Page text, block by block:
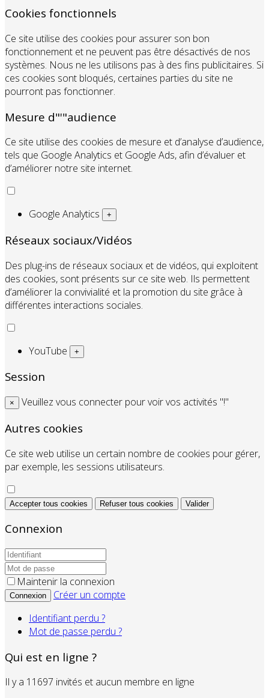
Cookies fonctionnels
Ce site utilise des cookies pour assurer son bon
fonctionnement et ne peuvent pas être désactivés de nos
systèmes. Nous ne les utilisons pas à des fins publicitaires. Si
ces cookies sont bloqués, certaines parties du site ne
pourront pas fonctionner.
Mesure d"'"audience
Ce site utilise des cookies de mesure et d’analyse d’audience,
tels que Google Analytics et Google Ads, afin d’évaluer et
d’améliorer notre site internet.
Google Analytics +
Réseaux sociaux/Vidéos
Des plug-ins de réseaux sociaux et de vidéos, qui exploitent
des cookies, sont présents sur ce site web. Ils permettent
d’améliorer la convivialité et la promotion du site grâce à
différentes interactions sociales.
YouTube +
Session
× Veuillez vous connecter pour voir vos activités "!"
Autres cookies
Ce site web utilise un certain nombre de cookies pour gérer,
par exemple, les sessions utilisateurs.
Accepter tous cookies Refuser tous cookies Valider
Connexion
Maintenir la connexion
Connexion
Créer un compte
Identifiant perdu ?
Mot de passe perdu ?
Qui est en ligne ?
Il y a 11697 invités et aucun membre en ligne